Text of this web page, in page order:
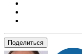
Поделиться